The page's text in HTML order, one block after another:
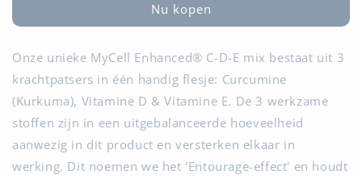
Nu kopen
Onze unieke MyCell Enhanced® C-D-E mix bestaat uit 3
krachtpatsers in één handig flesje: Curcumine
(Kurkuma), Vitamine D & Vitamine E. De 3 werkzame
stoffen zijn in een uitgebalanceerde hoeveelheid
aanwezig in dit product en versterken elkaar in
werking. Dit noemen we het 'Entourage-effect' en houdt